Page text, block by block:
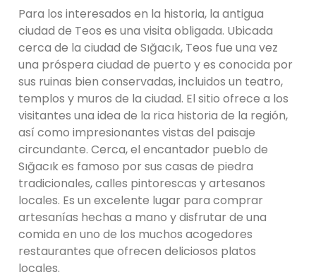
Para los interesados ​​en la historia, la antigua
ciudad de Teos es una visita obligada. Ubicada
cerca de la ciudad de Sığacık, Teos fue una vez
una próspera ciudad de puerto y es conocida por
sus ruinas bien conservadas, incluidos un teatro,
templos y muros de la ciudad. El sitio ofrece a los
visitantes una idea de la rica historia de la región,
así como impresionantes vistas del paisaje
circundante. Cerca, el encantador pueblo de
Sığacık es famoso por sus casas de piedra
tradicionales, calles pintorescas y artesanos
locales. Es un excelente lugar para comprar
artesanías hechas a mano y disfrutar de una
comida en uno de los muchos acogedores
restaurantes que ofrecen deliciosos platos
locales.